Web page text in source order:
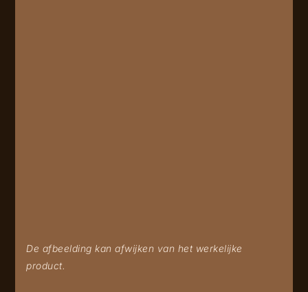
De afbeelding kan afwijken van het werkelijke
product.